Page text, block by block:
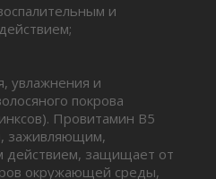
и
увлажнения и
покрова
Провитамин В5
заживляющим,
действием, защищает от
окружающей среды,